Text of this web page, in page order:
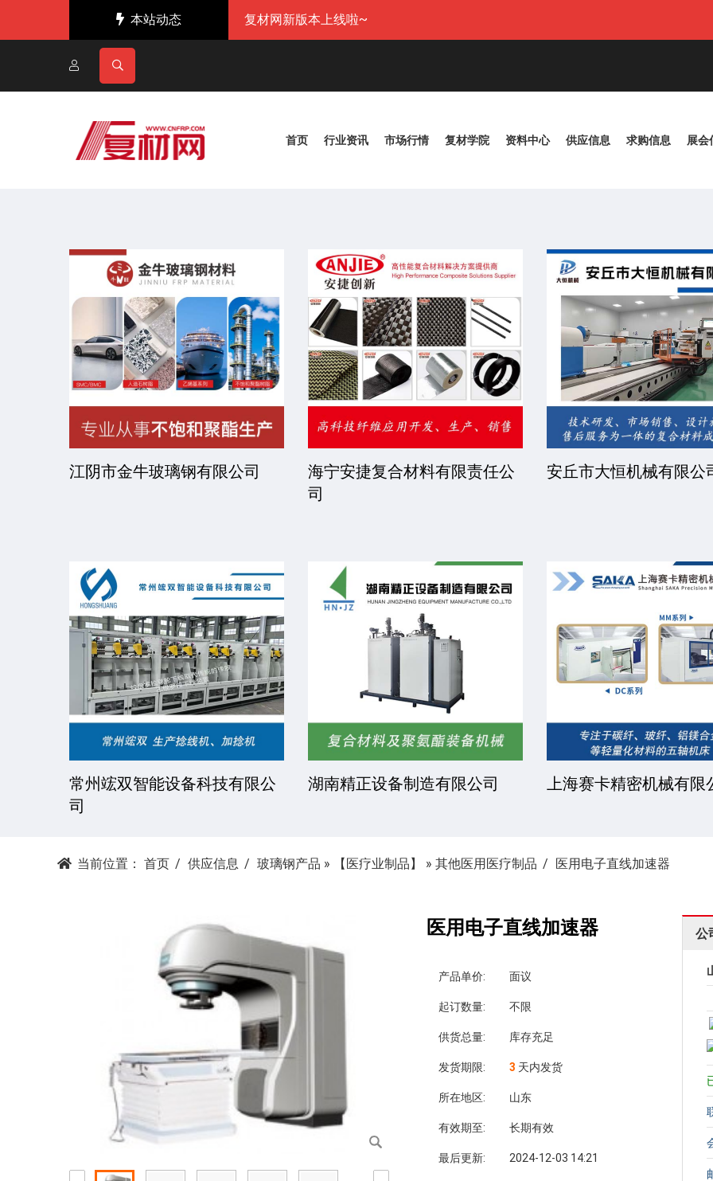
本站动态 复材网新版本上线啦~
首页 行业资讯 市场行情 复材学院 资料中心 供应信息 求购信息 展会
博高分子材料有限公司
京华派克邯郸机械科技有限公
福建省睿步智能装备有限公司
北
常州日新树脂有限公司 湘潭科达机械设备有限公司 东莞市凯文化工有限
当前位置： 首页 供应信息 玻璃钢产品 » 【医疗业制品】 » 其他医用医疗制品 医用电子直线加速器
医用电子直线加速器
产品单价: 面议
起订数量: 不限
供货总量: 库存充足
发货期限: 3 天内发货
所在地区: 山东
有效期至: 长期有效
最后更新: 2024-12-03 14:21
公